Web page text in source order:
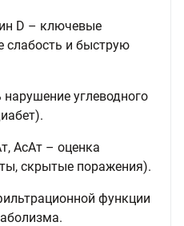
D – ключевые
и быструю
углеводного
АсАт – оценка
скрытые поражения).
функции